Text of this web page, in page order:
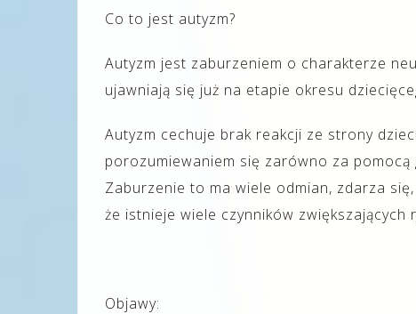
Co to jest autyzm?
Autyzm jest zaburzeniem o charakterze
ujawniają się już na etapie okresu
Autyzm cechuje brak reakcji ze strony
porozumiewaniem się zarówno za
Zaburzenie to ma wiele odmian, zdarza
że istnieje wiele czynników
Objawy: